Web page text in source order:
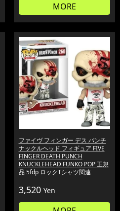
MORE
ファイヴ フィンガー デス パンチ
ナックルヘッド フィギュア FIVE
FINGER DEATH PUNCH
KNUCKLEHEAD FUNKO POP 正規
品 5fdp ロックTシャツ関連
3,520 Yen